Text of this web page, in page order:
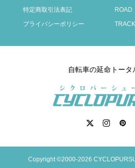
特定商取引法表記
プライバシーポリシー
ROAD
TRACK
自転車の延命トータ
Copyright ©2000-2026